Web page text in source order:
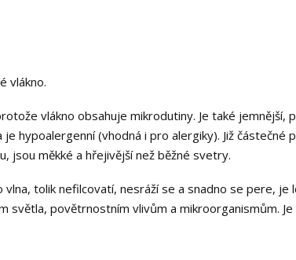
vlákno.
vlákno obsahuje mikrodutiny. Je také jemnější,
hypoalergenní (vhodná i pro alergiky). Již částečné
jsou měkké a hřejivější než běžné svetry.
tolik nefilcovatí, nesráží se a snadno se pere, je
světla, povětrnostním vlivům a mikroorganismům. Je